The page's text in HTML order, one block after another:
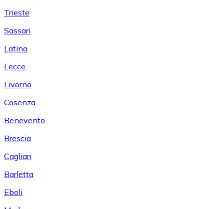
Trieste
Sassari
Latina
Lecce
Livorno
Cosenza
Benevento
Brescia
Cagliari
Barletta
Eboli